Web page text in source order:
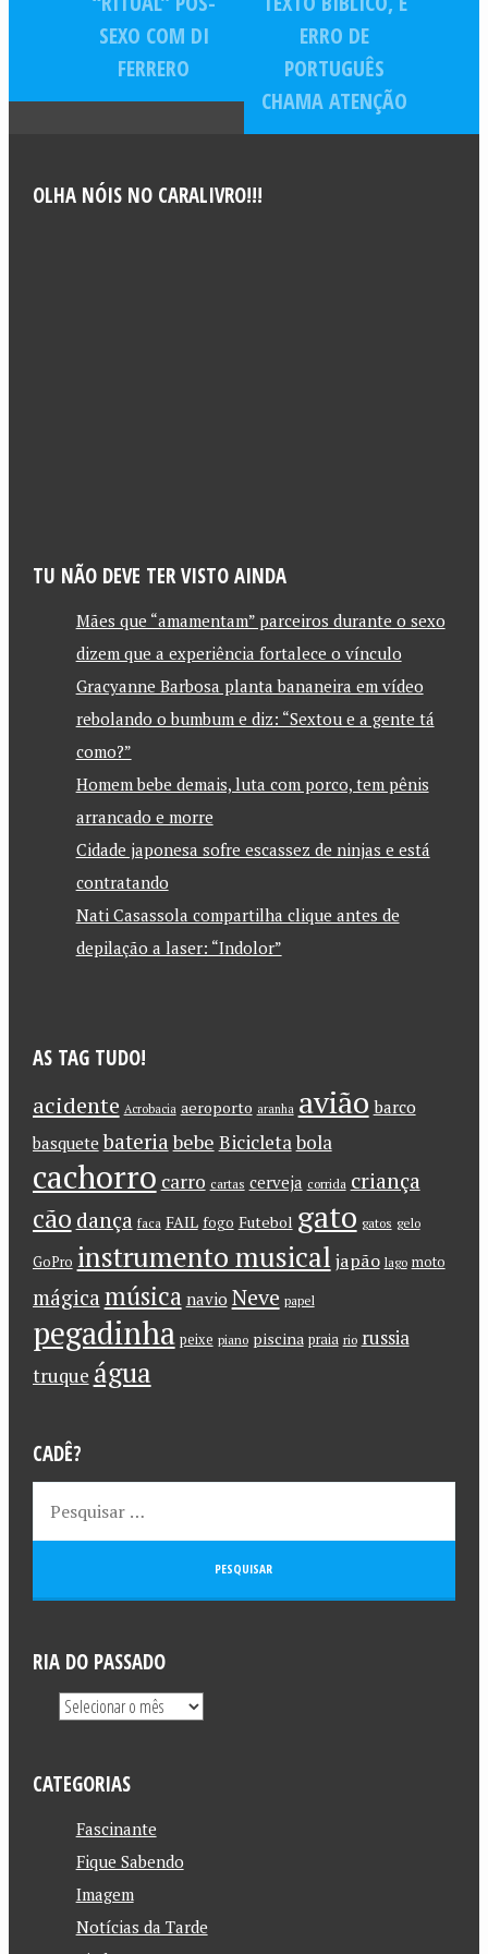
SEXO COM DI
FERRERO
ERRO DE
PORTUGUÊS
CHAMA ATENÇÃO
OLHA NÓIS NO CARALIVRO!!!
TU NÃO DEVE TER VISTO AINDA
Mães que “amamentam” parceiros durante o sexo
dizem que a experiência fortalece o vínculo
Gracyanne Barbosa planta bananeira em vídeo
rebolando o bumbum e diz: “Sextou e a gente tá
como?”
Homem bebe demais, luta com porco, tem pênis
arrancado e morre
Cidade japonesa sofre escassez de ninjas e está
contratando
Nati Casassola compartilha clique antes de
depilação a laser: “Indolor”
AS TAG TUDO!
acidente Acrobacia aeroporto aranha avião barco
basquete bateriabebe Bicicletabola
cachorro carro cartas cerveja corrida criança
cão dança faca FAIL fogo Futebol gato gatos gelo
GoPro instrumento musical japão lago moto
mágica música navio Neve papel
pegadinha peixe piano piscina praia rio russia
truque água
CADÊ?
RIA DO PASSADO
CATEGORIAS
Fascinante
Fique Sabendo
Imagem
Notícias da Tarde